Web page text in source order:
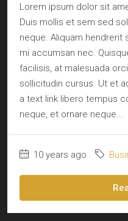
Lorem ipsum dolor sit
Duis mollis et sem sed
neque. Aliquam hendrerit
mi accumsan nec.
facilisis, at malesuada
sollicitudin cursus. Ut et
a text link libero tempus
neque, et ornare neque...
10 years ago